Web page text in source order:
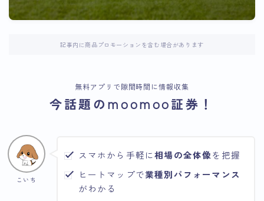
記事内に商品プロモーションを含む場合があります
無料アプリで隙間時間に情報収集
今話題のmoomoo証券！
こいち
スマホから手軽に相場の全体像を把握
ヒートマップで業種別パフォーマンス
がわかる